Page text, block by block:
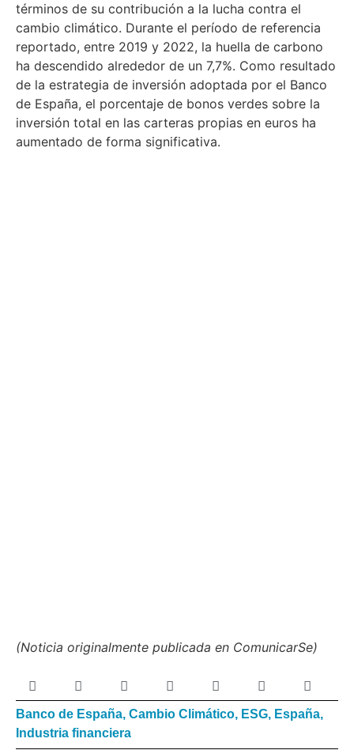
términos de su contribución a la lucha contra el
cambio climático. Durante el período de referencia
reportado, entre 2019 y 2022, la huella de carbono
ha descendido alrededor de un 7,7%. Como resultado
de la estrategia de inversión adoptada por el Banco
de España, el porcentaje de bonos verdes sobre la
inversión total en las carteras propias en euros ha
aumentado de forma significativa.
(Noticia originalmente publicada en ComunicarSe)
Banco de España, Cambio Climático, ESG, España,
Industria financiera